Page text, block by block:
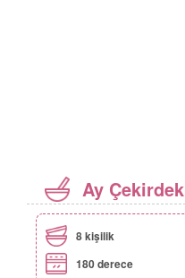
Ay
8 kişilik
180 derece